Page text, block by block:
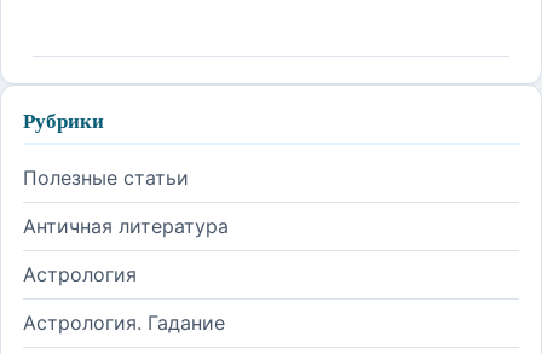
Рубрики
Полезные статьи
Античная литература
Астрология
Астрология. Гадание